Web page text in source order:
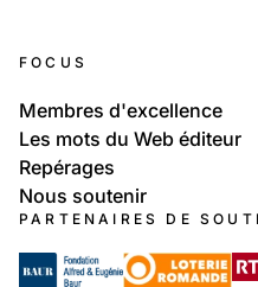
FOCUS
Membres d'excellence
Les mots du Web éditeur
Repérages
Nous soutenir
PARTENAIRES DE